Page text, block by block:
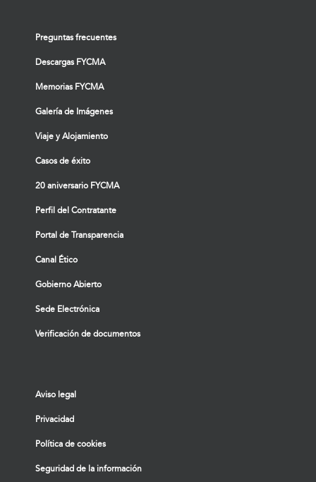
Preguntas frecuentes
Descargas FYCMA
Memorias FYCMA
Galería de Imágenes
Viaje y Alojamiento
Casos de éxito
20 aniversario FYCMA
Perfil del Contratante
Portal de Transparencia
Canal Ético
Gobierno Abierto
Sede Electrónica
Verificación de documentos
Aviso legal
Privacidad
Política de cookies
Seguridad de la información